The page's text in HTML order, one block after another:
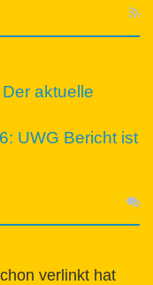
aktuelle
UWG Bericht ist
verlinkt hat